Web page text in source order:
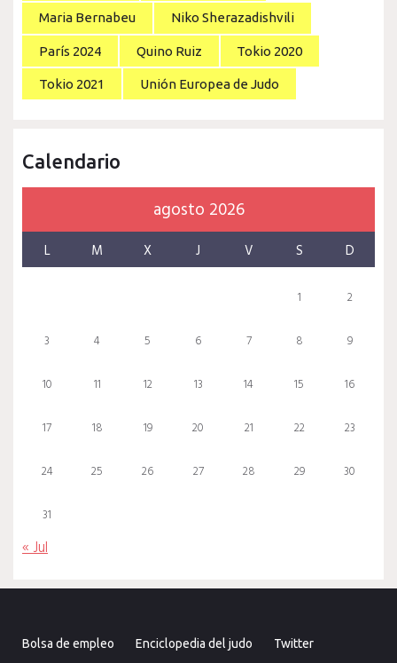
Maria Bernabeu Niko Sherazadishvili
París 2024 Quino Ruiz Tokio 2020
Tokio 2021 Unión Europea de Judo
Calendario
agosto 2026
L M X J V S D
1 2
3 4 5 6 7 8 9
10 11 12 13 14 15 16
17 18 19 20 21 22 23
24 25 26 27 28 29 30
31
« Jul
Bolsa de empleo Enciclopedia del judo Twitter